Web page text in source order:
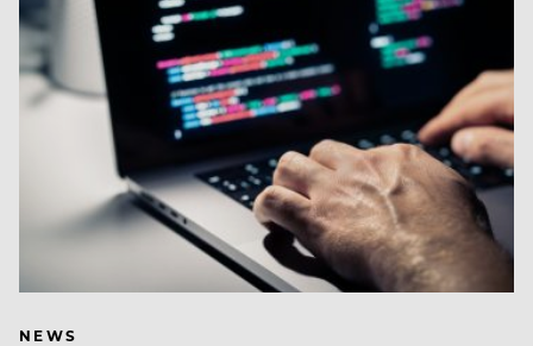
NEWS